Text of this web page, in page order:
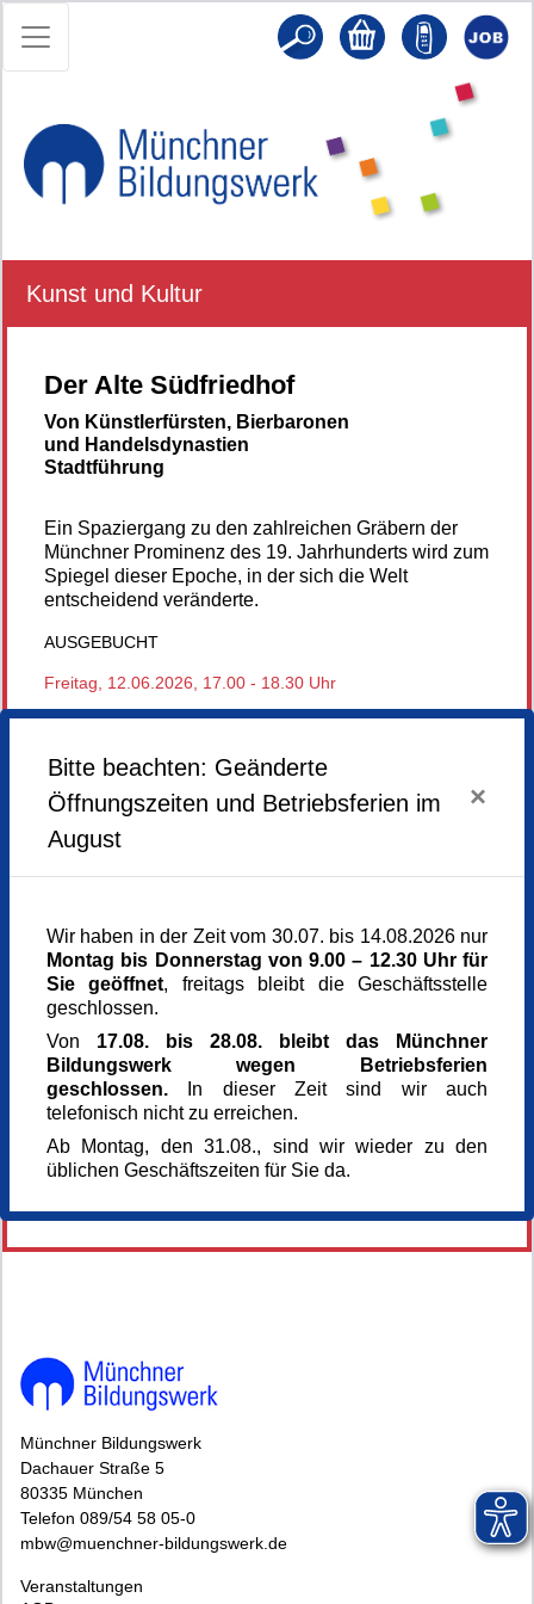
Kunst und Kultur
Der Alte Südfriedhof
Von Künstlerfürsten, Bierbaronen
und Handelsdynastien
Stadtführung
Ein Spaziergang zu den zahlreichen Gräbern der
Münchner Prominenz des 19. Jahrhunderts wird zum
Spiegel dieser Epoche, in der sich die Welt
entscheidend veränderte.
AUSGEBUCHT
Freitag, 12.06.2026, 17.00 - 18.30 Uhr
Stephansplatz
Stephansplatz
München
Kursgebühr
Martina Sepp M.A.
Dozentin für Kultur- und Kunstgeschichte,
Kunsthistorikerin
Anmeldung bis
10.06.2026
Kursnummer
166132
Veranstaltung teilen
Münchner Bildungswerk
Dachauer Straße 5
80335 München
Telefon 089/54 58 05-0
mbw@muenchner-bildungswerk.de
Veranstaltungen
Bitte beachten: Geänderte
Öffnungszeiten und Betriebsferien im
August
×
Wir haben in der Zeit vom 30.07. bis 14.08.2026 nur
Montag bis Donnerstag von 9.00 – 12.30 Uhr für
Sie geöffnet, freitags bleibt die Geschäftsstelle
geschlossen.
Von 17.08. bis 28.08. bleibt das Münchner
Bildungswerk wegen Betriebsferien
geschlossen. In dieser Zeit sind wir auch
telefonisch nicht zu erreichen.
Ab Montag, den 31.08., sind wir wieder zu den
üblichen Geschäftszeiten für Sie da.